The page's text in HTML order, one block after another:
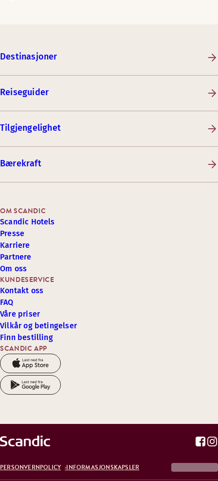
Destinasjoner
Reiseguider
Tilgjengelighet
Bærekraft
SCANDIC APP
KUNDESERVICE
Kontakt oss
FAQ
Våre priser
Vilkår og betingelser
Finn bestilling
OM SCANDIC
Scandic Hotels
Presse
Karriere
Partnere
Om oss
PERSONVERNPOLICY INFORMASJONSKAPSLER